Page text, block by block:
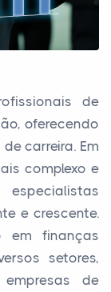
de
oferecendo
carreira. Em
complexo e
e crescente.
em finanças
setores,
de